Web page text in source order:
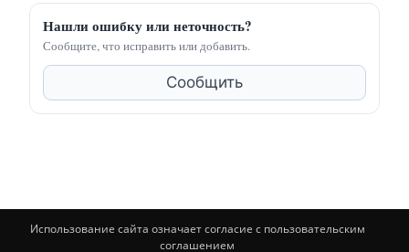
Нашли ошибку или неточность?
Сообщите, что исправить или добавить.
Сообщить
Использование сайта означает согласие с пользовательским
соглашением